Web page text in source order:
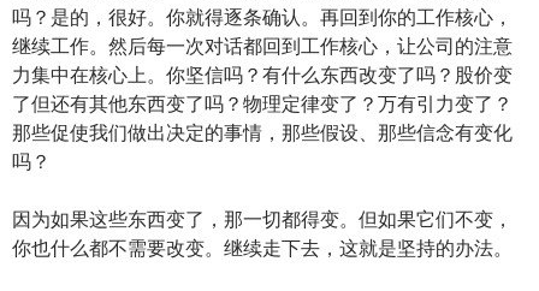
吗？是的，很好。你就得逐条确认。再回到你的工作核心，
继续工作。然后每一次对话都回到工作核心，让公司的注意
力集中在核心上。你坚信吗？有什么东西改变了吗？股价变
了但还有其他东西变了吗？物理定律变了？万有引力变了？
那些促使我们做出决定的事情，那些假设、那些信念有变化
吗？
因为如果这些东西变了，那一切都得变。但如果它们不变，
你也什么都不需要改变。继续走下去，这就是坚持的办法。